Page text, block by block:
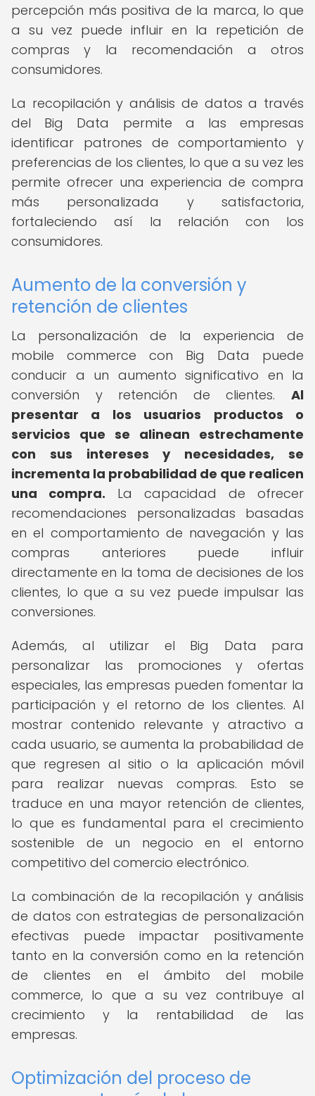
percepción más positiva de la marca, lo que
a su vez puede influir en la repetición de
compras y la recomendación a otros
consumidores.
La recopilación y análisis de datos a través
del Big Data permite a las empresas
identificar patrones de comportamiento y
preferencias de los clientes, lo que a su vez les
permite ofrecer una experiencia de compra
más personalizada y satisfactoria,
fortaleciendo así la relación con los
consumidores.
Aumento de la conversión y
retención de clientes
La personalización de la experiencia de
mobile commerce con Big Data puede
conducir a un aumento significativo en la
conversión y retención de clientes. Al
presentar a los usuarios productos o
servicios que se alinean estrechamente
con sus intereses y necesidades, se
incrementa la probabilidad de que realicen
una compra. La capacidad de ofrecer
recomendaciones personalizadas basadas
en el comportamiento de navegación y las
compras anteriores puede influir
directamente en la toma de decisiones de los
clientes, lo que a su vez puede impulsar las
conversiones.
Además, al utilizar el Big Data para
personalizar las promociones y ofertas
especiales, las empresas pueden fomentar la
participación y el retorno de los clientes. Al
mostrar contenido relevante y atractivo a
cada usuario, se aumenta la probabilidad de
que regresen al sitio o la aplicación móvil
para realizar nuevas compras. Esto se
traduce en una mayor retención de clientes,
lo que es fundamental para el crecimiento
sostenible de un negocio en el entorno
competitivo del comercio electrónico.
La combinación de la recopilación y análisis
de datos con estrategias de personalización
efectivas puede impactar positivamente
tanto en la conversión como en la retención
de clientes en el ámbito del mobile
commerce, lo que a su vez contribuye al
crecimiento y la rentabilidad de las
empresas.
Optimización del proceso de